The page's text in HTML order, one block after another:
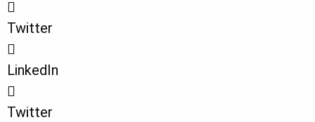
Twitter
LinkedIn
Twitter